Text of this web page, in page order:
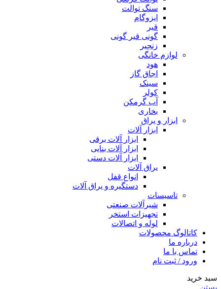
سنگ توالت
ایزوگام
قیر
گونی قیر گونی
زنجیر
لوازم خانگی
هود
اجاق گاز
سینک
کولر
آب گرمکن
بخاری
ابزار و یراق
ابزار آلات
ابزار آلات برقی
ابزار آلات بنایی
ابزار آلات دستی
یراق آلات
انواع قفل
دستگیره و یراق آلات
تاسیسات
شیرآلات صنعتی
تجهیزات استخر
لوله و اتصالات
کاتالوگ محصولات
درباره ما
تماس با ما
ورود / ثبت نام
سبد خرید